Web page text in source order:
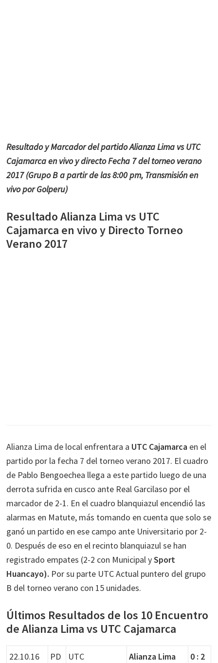
Resultado y Marcador del partido Alianza Lima vs UTC
Cajamarca en vivo y directo Fecha 7 del torneo verano
2017 (Grupo B a partir de las 8:00 pm, Transmisión en
vivo por Golperu)
Resultado Alianza Lima vs UTC
Cajamarca en vivo y Directo Torneo
Verano 2017
Alianza Lima de local enfrentara a UTC Cajamarca en el
partido por la fecha 7 del torneo verano 2017. El cuadro
de Pablo Bengoechea llega a este partido luego de una
derrota sufrida en cusco ante Real Garcilaso por el
marcador de 2-1. En el cuadro blanquiazul encendió las
alarmas en Matute, más tomando en cuenta que solo se
ganó un partido en ese campo ante Universitario por 2-
0. Después de eso en el recinto blanquiazul se han
registrado empates (2-2 con Municipal ySport
Huancayo). Por su parte UTC Actual puntero del grupo
B del torneo verano con 15 unidades.
Últimos Resultados de los 10 Encuentro
de Alianza Lima vs UTC Cajamarca
22.10.16 PD UTC Alianza Lima
0 : 2